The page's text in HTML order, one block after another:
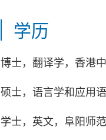
学历
博士，翻译学，香港
硕士，语言学和应用
学士，英文，阜阳师